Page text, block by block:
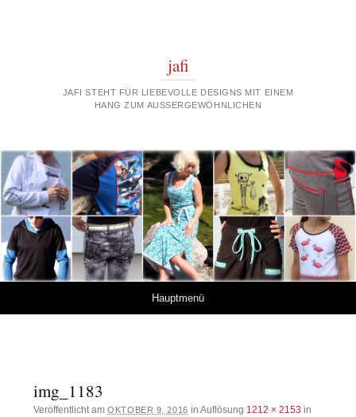
jafi
JAFI STEHT FÜR LIEBEVOLLE DESIGNS MIT EINEM
HANG ZUM AUSSERGEWÖHNLICHEN
Hauptmenü
img_1183
Veröffentlicht amOKTOBER 9, 2016 in Auflösung 1212 × 2153 in